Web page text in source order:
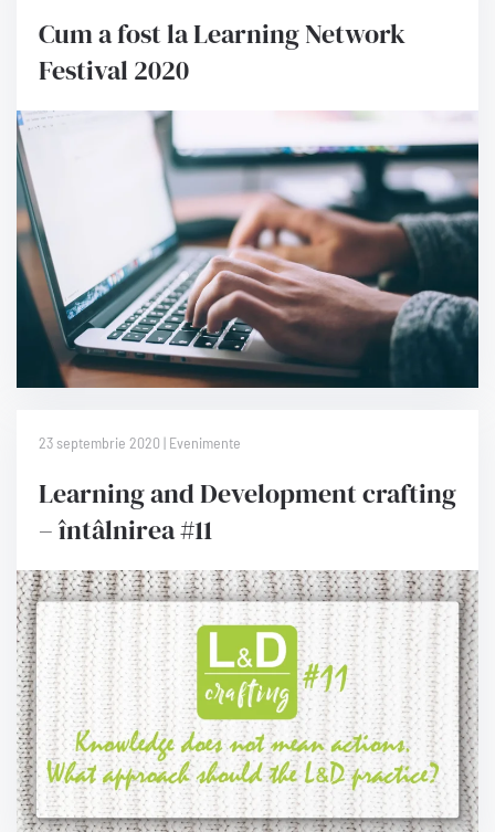
Cum a fost la Learning Network
Festival 2020
23 septembrie 2020 | Evenimente
Learning and Development crafting
– întâlnirea #11